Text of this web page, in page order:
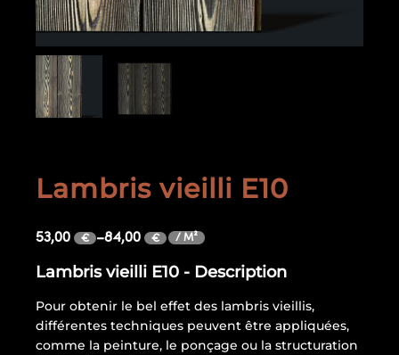
Lambris vieilli E10
53,00 € –84,00 € / M²
Lambris vieilli E10 - Description
Pour obtenir le bel effet des lambris vieillis,
différentes techniques peuvent être appliquées,
comme la peinture, le ponçage ou la structuration